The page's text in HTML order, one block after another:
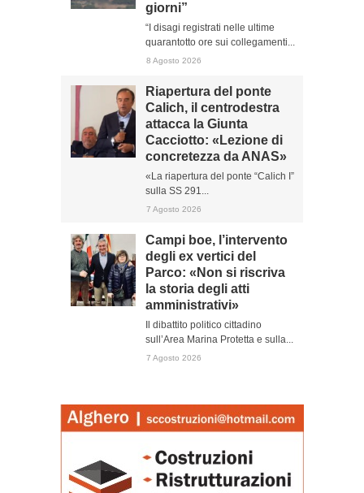
giorni”
“I disagi registrati nelle ultime
quarantotto ore sui collegamenti...
8 Agosto 2026
Riapertura del ponte
Calich, il centrodestra
attacca la Giunta
Cacciotto: «Lezione di
concretezza da ANAS»
«La riapertura del ponte “Calich I”
sulla SS 291...
7 Agosto 2026
Campi boe, l’intervento
degli ex vertici del
Parco: «Non si riscriva
la storia degli atti
amministrativi»
Il dibattito politico cittadino
sull’Area Marina Protetta e sulla...
7 Agosto 2026